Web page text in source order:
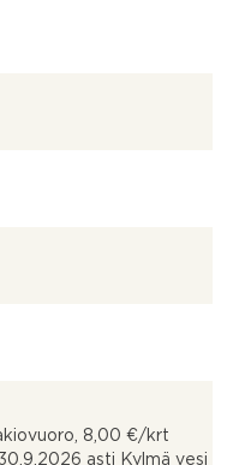
8,00 €/krt
asti Kylmä vesi